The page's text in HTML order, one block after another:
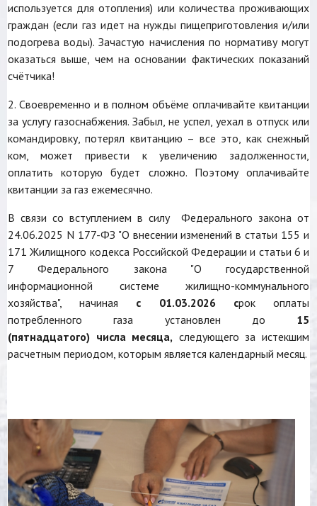
используется для отопления) или количества проживающих
граждан (если газ идет на нужды пищеприготовления и/или
подогрева воды). Зачастую начисления по нормативу могут
оказаться выше, чем на основании фактических показаний
счётчика!
2. Своевременно и в полном объёме оплачивайте квитанции
за услугу газоснабжения. Забыл, не успел, уехал в отпуск или
командировку, потерял квитанцию – все это, как снежный
ком, может привести к увеличению задолженности,
оплатить которую будет сложно. Поэтому оплачивайте
квитанции за газ ежемесячно.
В связи со вступлением в силу Федерального закона от
24.06.2025 N 177-ФЗ "О внесении изменений в статьи 155 и
171 Жилищного кодекса Российской Федерации и статьи 6 и
7 Федерального закона "О государственной
информационной системе жилищно-коммунального
хозяйства", начиная с 01.03.2026 срок оплаты
потребленного газа установлен до 15
(пятнадцатого) числа месяца, следующего за истекшим
расчетным периодом, которым является календарный месяц.